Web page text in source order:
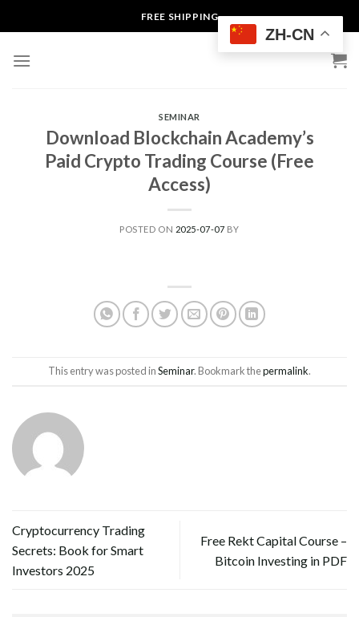
to
FREE SHIPPING
SEMINAR
Download Blockchain Academy’s
Paid Crypto Trading Course (Free
Access)
POSTED ON 2025-07-07 BY
This entry was posted inSeminar. Bookmark thepermalink.
Cryptocurrency Trading
Secrets: Book for Smart
Investors 2025
Free Rekt Capital Course –
Bitcoin Investing in PDF
ZH-CN